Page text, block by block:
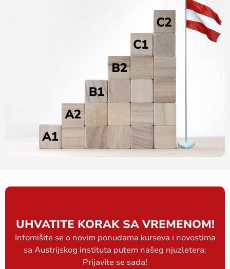
UHVATITE KORAK SA VREMENOM!
Infomišite se o novim ponudama kurseva i novostima
sa Austrijskog instituta putem našeg njuzletera:
Prijavite se sada!